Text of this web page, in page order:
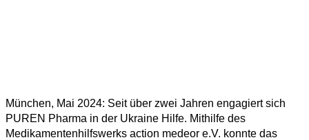
München, Mai 2024: Seit über zwei Jahren engagiert sich
PUREN Pharma in der Ukraine Hilfe. Mithilfe des
Medikamentenhilfswerks action medeor e.V. konnte das